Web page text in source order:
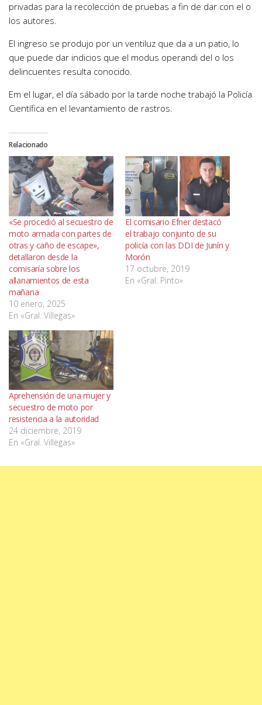
privadas para la recolección de pruebas a fin de dar con el o
los autores.
El ingreso se produjo por un ventiluz que da a un patio, lo
que puede dar indicios que el modus operandi del o los
delincuentes resulta conocido.
Em el lugar, el día sábado por la tarde noche trabajó la Policía
Científica en el levantamiento de rastros.
Relacionado
«Se procedió al secuestro de
moto armada con partes de
otras y caño de escape»,
detallaron desde la
comisaría sobre los
allanamientos de esta
mañana
10 enero, 2025
En «Gral. Villegas»
El comisario Efner destacó
el trabajo conjunto de su
policía con las DDI de Junín y
Morón
17 octubre, 2019
En «Gral. Pinto»
Aprehensión de una mujer y
secuestro de moto por
resistencia a la autoridad
24 diciembre, 2019
En «Gral. Villegas»